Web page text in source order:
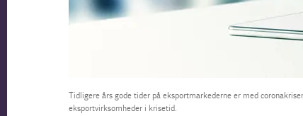
Tidligere års gode tider på eksportmarkederne er med
eksportvirksomheder i krisetid.